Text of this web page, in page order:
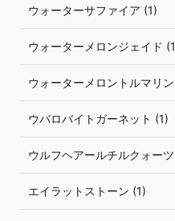
ウォーターサファイア (1)
ウォーターメロンジェイド
ウォーターメロントルマリ
ウバロバイトガーネット (1)
ウルフヘアールチルクォー
エイラットストーン (1)